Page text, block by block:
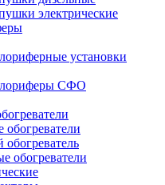
электрические
установки
СФО
обогреватели